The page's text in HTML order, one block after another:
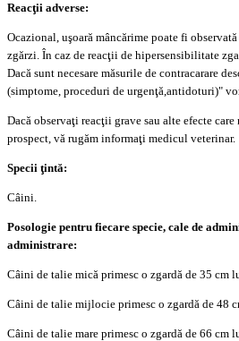
Reacţii adverse:
Ocazional, uşoară mâncărime poate fi
zgărzi. În caz de reacţii de hipersensibilitate
Dacă sunt necesare măsurile de contracarare
(simptome, proceduri de urgenţă,antidoturi)"
Dacă observaţi reacţii grave sau alte efecte
prospect, vă rugăm informaţi medicul veterinar.
Specii ţintă:
Câini.
Posologie pentru fiecare specie, cale de
administrare:
Câini de talie mică primesc o zgardă de 35 cm
Câini de talie mijlocie primesc o zgardă de 48
Câini de talie mare primesc o zgardă de 66 cm